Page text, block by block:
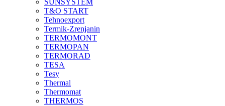
SUNSYSTEM
T&O START
Tehnoexport
Termik-Zrenjanin
TERMOMONT
TERMOPAN
TERMORAD
TESA
Tesy
Thermal
Thermomat
THERMOS